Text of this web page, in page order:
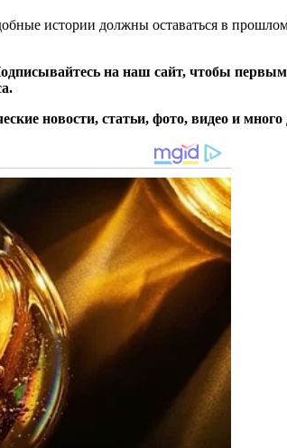
истории должны оставаться в
на наш сайт, чтобы
новости, статьи, фото, видео и